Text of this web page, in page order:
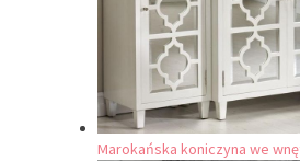
Marokańska koniczyna we